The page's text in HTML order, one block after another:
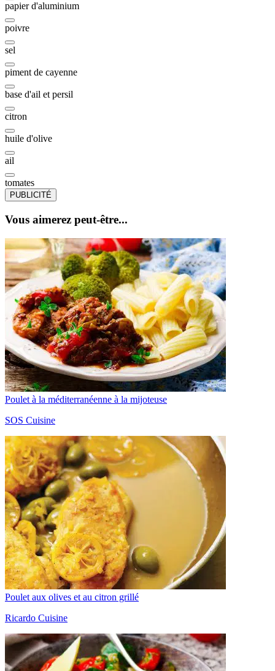
papier d'aluminium
poivre
sel
piment de cayenne
base d'ail et persil
citron
huile d'olive
ail
tomates
PUBLICITÉ
Vous aimerez peut-être...
Poulet à la méditerranéenne à la mijoteuse
SOS Cuisine
Poulet aux olives et au citron grillé
Ricardo Cuisine